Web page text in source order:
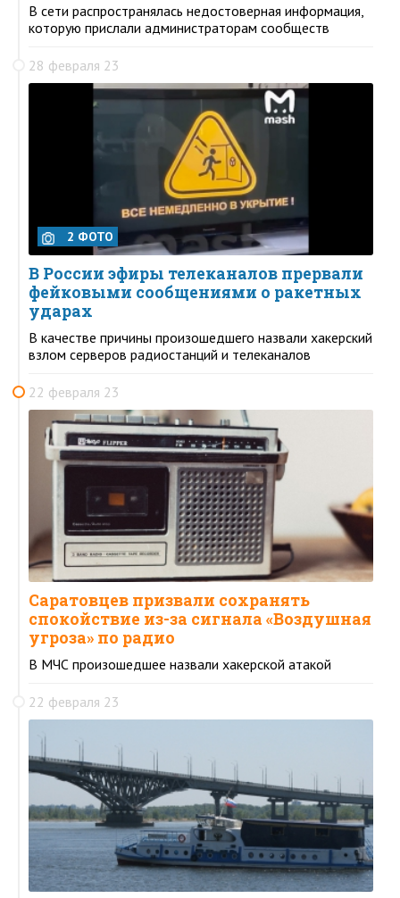
В сети распространялась недостоверная информация,
которую прислали администраторам сообществ
28 февраля 23
2 ФОТО
В России эфиры телеканалов прервали
фейковыми сообщениями о ракетных
ударах
В качестве причины произошедшего назвали хакерский
взлом серверов радиостанций и телеканалов
22 февраля 23
Саратовцев призвали сохранять
спокойствие из-за сигнала «Воздушная
угроза» по радио
В МЧС произошедшее назвали хакерской атакой
22 февраля 23